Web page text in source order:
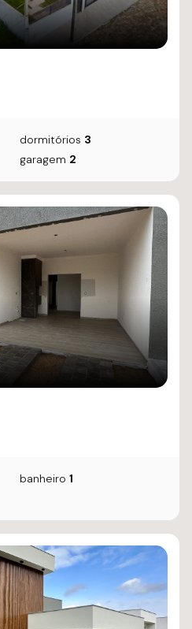
dormitórios 3
garagem 2
banheiro 1